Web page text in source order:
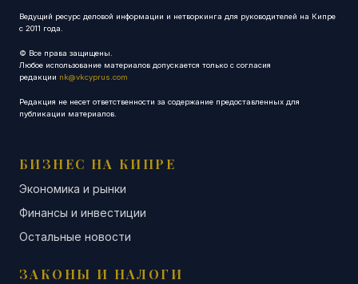
Ведущий ресурс деловой информации и нетворкинга для руководителей на Кипре
с 2011 года.
© Все права защищены.
Любое использование материалов допускается только с согласия
редакции nk@vkcyprus.com
Редакция не несет ответственности за содержание предоставленных для
публикации материалов.
БИЗНЕС НА КИПРЕ
Экономика и рынки
Финансы и инвестиции
Остальные новости
ЗАКОНЫ И НАЛОГИ